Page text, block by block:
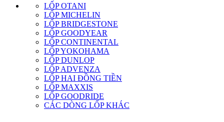
LỐP OTANI
LỐP MICHELIN
LỐP BRIDGESTONE
LỐP GOODYEAR
LỐP CONTINENTAL
LỐP YOKOHAMA
LỐP DUNLOP
LỐP ADVENZA
LỐP HAI ĐỒNG TIỀN
LỐP MAXXIS
LỐP GOODRIDE
CÁC DÒNG LỐP KHÁC